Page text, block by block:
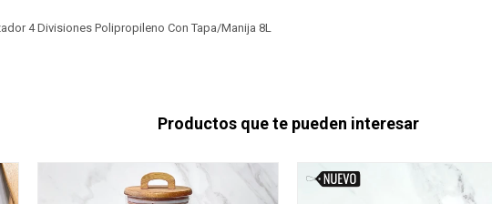
4 Divisiones Polipropileno Con Tapa/Manija 8L
Productos que te pueden interesar